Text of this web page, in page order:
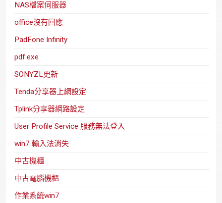
NAS檔案伺服器
office沒有回應
PadFone Infinity
pdf.exe
SONYZL更新
Tenda分享器上網設定
Tplink分享器網路設定
User Profile Service 服務無法登入
win7 輸入法消失
中古機櫃
中古電腦機櫃
作業系統win7